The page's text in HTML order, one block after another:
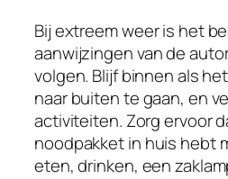
Bij extreem weer is het
aanwijzingen van de
volgen. Blijf binnen als
naar buiten te gaan, en
activiteiten. Zorg ervoor
noodpakket in huis hebt
eten, drinken, een